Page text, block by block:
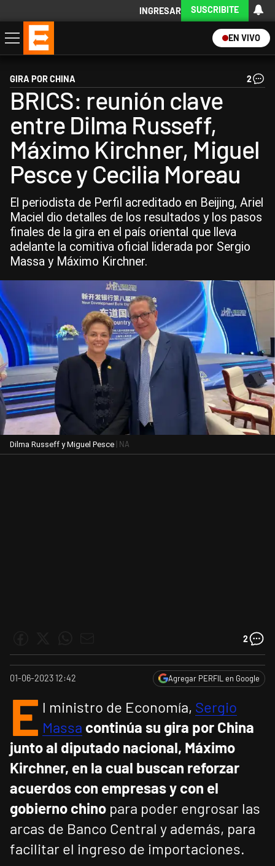
INGRESAR SUSCRIBITE
EN VIVO
Economía
Política
Internacional
Actualidad
Descargá la App
GIRA POR CHINA 2
BRICS: reunión clave
entre Dilma Russeff,
Máximo Kirchner, Miguel
Pesce y Cecilia Moreau
El periodista de Perfil acreditado en Beijing, Ariel
Maciel dio detalles de los resultados y los pasos
finales de la gira en el país oriental que lleva
adelante la comitiva oficial liderada por Sergio
Massa y Máximo Kirchner.
Dilma Russeff y Miguel Pesce | NA
2
01-06-2023 12:42 Agregar PERFIL en Google
E l ministro de Economía, Sergio
Massa continúa su gira por China
junto al diputado nacional, Máximo
Kirchner, en la cual buscan reforzar
acuerdos con empresas y con el
gobierno chino para poder engrosar las
arcas de Banco Central y además, para
facilitar el ingreso de importaciones.